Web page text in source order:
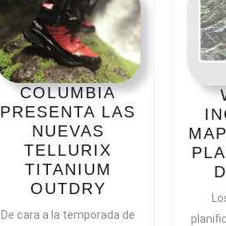
COLUMBIA
PRESENTA LAS
NUEVAS
TELLURIX
TITANIUM
OUTDRY
PRESENTA
De cara a la temporada de